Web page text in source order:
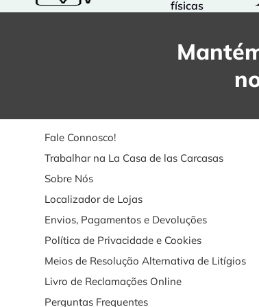
físicas
Fale Connosco!
Trabalhar na La Casa de las Carcasas
Sobre Nós
Localizador de Lojas
Envios, Pagamentos e Devoluções
Política de Privacidade e Cookies
Meios de Resolução Alternativa de Litígios
Livro de Reclamações Online
Perguntas Frequentes